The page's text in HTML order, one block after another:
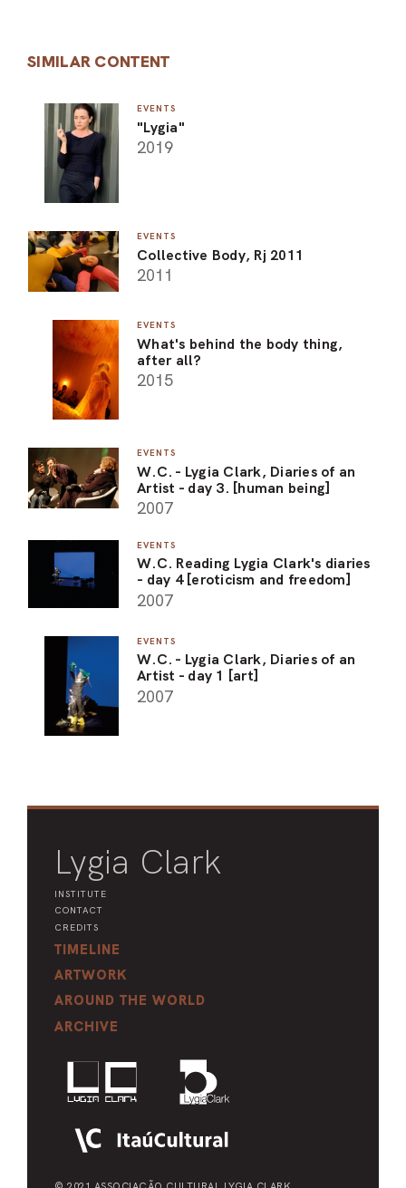
SIMILAR CONTENT
EVENTS
"Lygia"
2019
EVENTS
Collective Body, Rj 2011
2011
EVENTS
What's behind the body thing,
after all?
2015
EVENTS
W.C. - Lygia Clark, Diaries of an
Artist - day 3. [human being]
2007
EVENTS
W.C. Reading Lygia Clark's diaries
- day 4 [eroticism and freedom]
2007
EVENTS
W.C. - Lygia Clark, Diaries of an
Artist - day 1 [art]
2007
Lygia Clark
INSTITUTE
CONTACT
CREDITS
TIMELINE
ARTWORK
AROUND THE WORLD
ARCHIVE